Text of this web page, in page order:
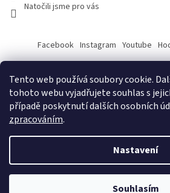
Tento web používá soubory cookie.
tohoto webu vyjadřujete souhlas s
případě poskytnutí dalších osobních
zpracováním.
Nastavení
Souhlasím
Natočili jsme pro vás
Facebook Instagram Youtube